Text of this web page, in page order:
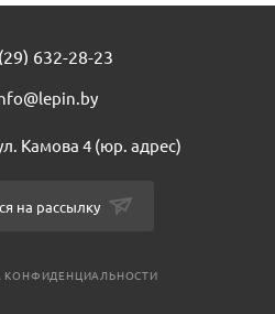
отправиться спать в уютную
632-28-23
Камова 4 (юр. адрес)
на рассылку
КОНФИДЕНЦИАЛЬНОСТИ